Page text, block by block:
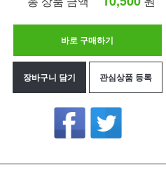
바로 구매하기
장바구니 담기 관심상품 등록